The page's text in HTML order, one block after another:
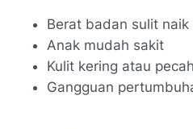
Berat badan sulit naik
Anak mudah sakit
Kulit kering atau
Gangguan